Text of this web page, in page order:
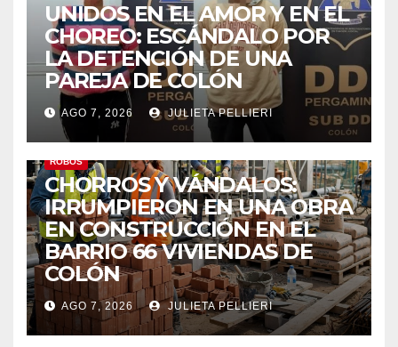
UNIDOS EN EL AMOR Y EN EL
CHOREO: ESCÁNDALO POR
LA DETENCIÓN DE UNA
PAREJA DE COLÓN
AGO 7, 2026 JULIETA PELLIERI
ROBOS
CHORROS Y VÁNDALOS:
IRRUMPIERON EN UNA OBRA
EN CONSTRUCCIÓN EN EL
BARRIO 66 VIVIENDAS DE
COLÓN
AGO 7, 2026 JULIETA PELLIERI